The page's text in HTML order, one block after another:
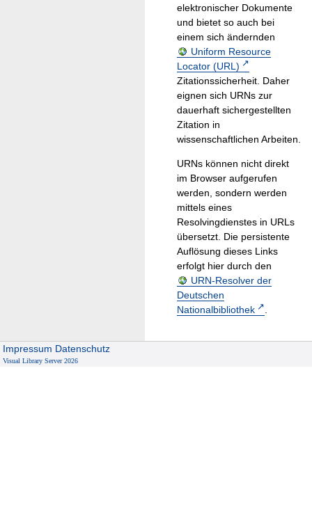
elektronischer Dokumente
und bietet so auch bei
einem sich ändernden
Uniform Resource
Locator (URL)
Zitationssicherheit. Daher
eignen sich URNs zur
dauerhaft sichergestellten
Zitation in
wissenschaftlichen Arbeiten.
URNs können nicht direkt
im Browser aufgerufen
werden, sondern werden
mittels eines
Resolvingdienstes in URLs
übersetzt. Die persistente
Auflösung dieses Links
erfolgt hier durch den
URN-Resolver der
Deutschen
Nationalbibliothek
.
Impressum Datenschutz
Visual Library Server 2026